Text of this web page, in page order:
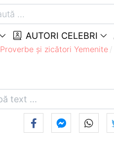
AUTORI CELEBRI
Proverbe și zicători Yemenite